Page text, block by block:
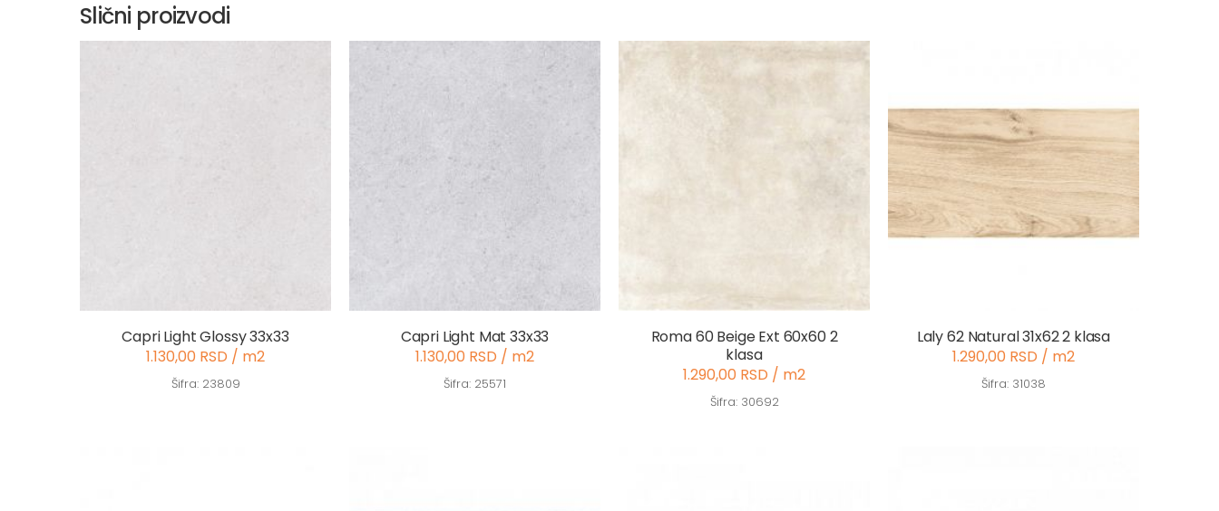
Slični proizvodi
Capri Light Glossy 33x33
1.130,00 RSD / m2
Šifra: 23809
Capri Light Mat 33x33
1.130,00 RSD / m2
Šifra: 25571
Roma 60 Beige Ext 60x60 2
klasa
1.290,00 RSD / m2
Šifra: 30692
Laly 62 Natural 31x62 2 klasa
1.290,00 RSD / m2
Šifra: 31038